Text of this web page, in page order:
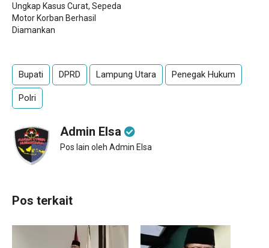
Ungkap Kasus Curat, Sepeda
Motor Korban Berhasil
Diamankan
Bupati DPRD Lampung Utara Penegak Hukum
Polri
Admin Elsa
Pos lain oleh Admin Elsa
Pos terkait